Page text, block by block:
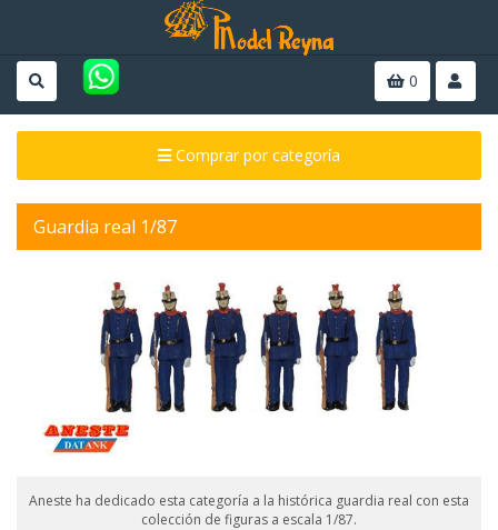
0
Comprar por categoría
Guardia real 1/87
Aneste ha dedicado esta categoría a la histórica guardia real con esta
colección de figuras a escala 1/87.